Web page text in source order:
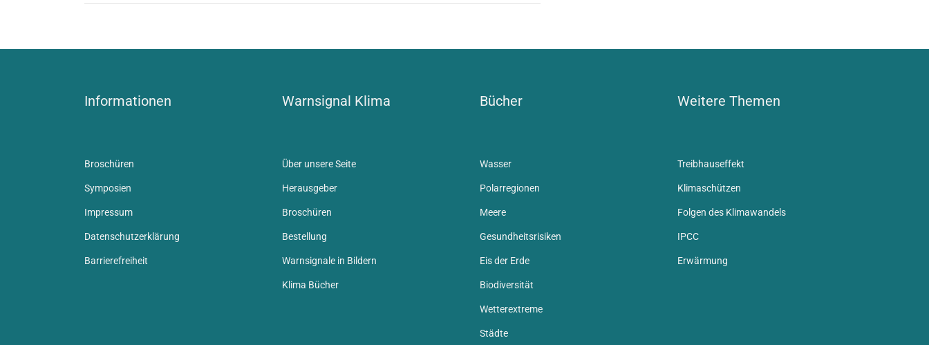
Informationen
Broschüren
Symposien
Impressum
Datenschutzerklärung
Barrierefreiheit
Warnsignal Klima
Über unsere Seite
Herausgeber
Broschüren
Bestellung
Warnsignale in Bildern
Klima Bücher
Bücher
Wasser
Polarregionen
Meere
Gesundheitsrisiken
Eis der Erde
Biodiversität
Wetterextreme
Städte
Weitere Themen
Treibhauseffekt
Klimaschützen
Folgen des Klimawandels
IPCC
Erwärmung